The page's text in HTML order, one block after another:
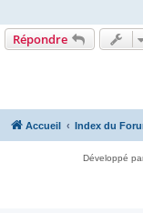
n
o
n
Répondre
Accueil Index du
Développé